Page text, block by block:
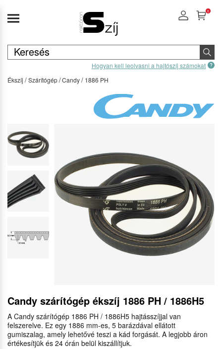
Hogyan kell leolvasni a hajtószíj számokat
0
Ékszíj Szárítógép Candy 1886 PH
Candy szárítógép ékszíj 1886 PH / 1886H5
A Candy szárítógép 1886 PH / 1886H5 hajtásszíjjal van
felszerelve. Ez egy 1886 mm-es, 5 barázdával ellátott
gumiszalag, amely lehetővé teszi a kád forgását. A legjobb áron
értékesítjük és 24 órán belül kiszállítjuk.